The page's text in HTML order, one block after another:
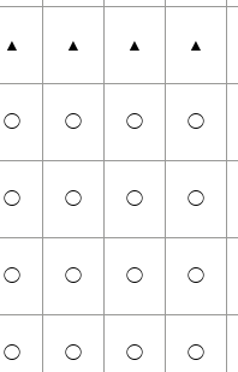
▲ ▲ ▲ ▲
◯ ◯ ◯ ◯
◯ ◯ ◯ ◯
◯ ◯ ◯ ◯
◯ ◯ ◯ ◯